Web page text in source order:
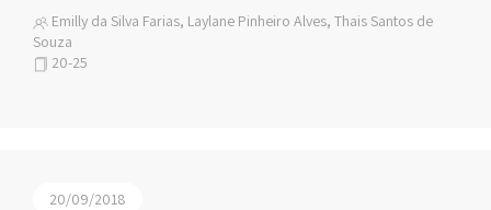
Emilly da Silva Farias, Laylane Pinheiro Alves, Thais Santos de
Souza
20-25
20/09/2018